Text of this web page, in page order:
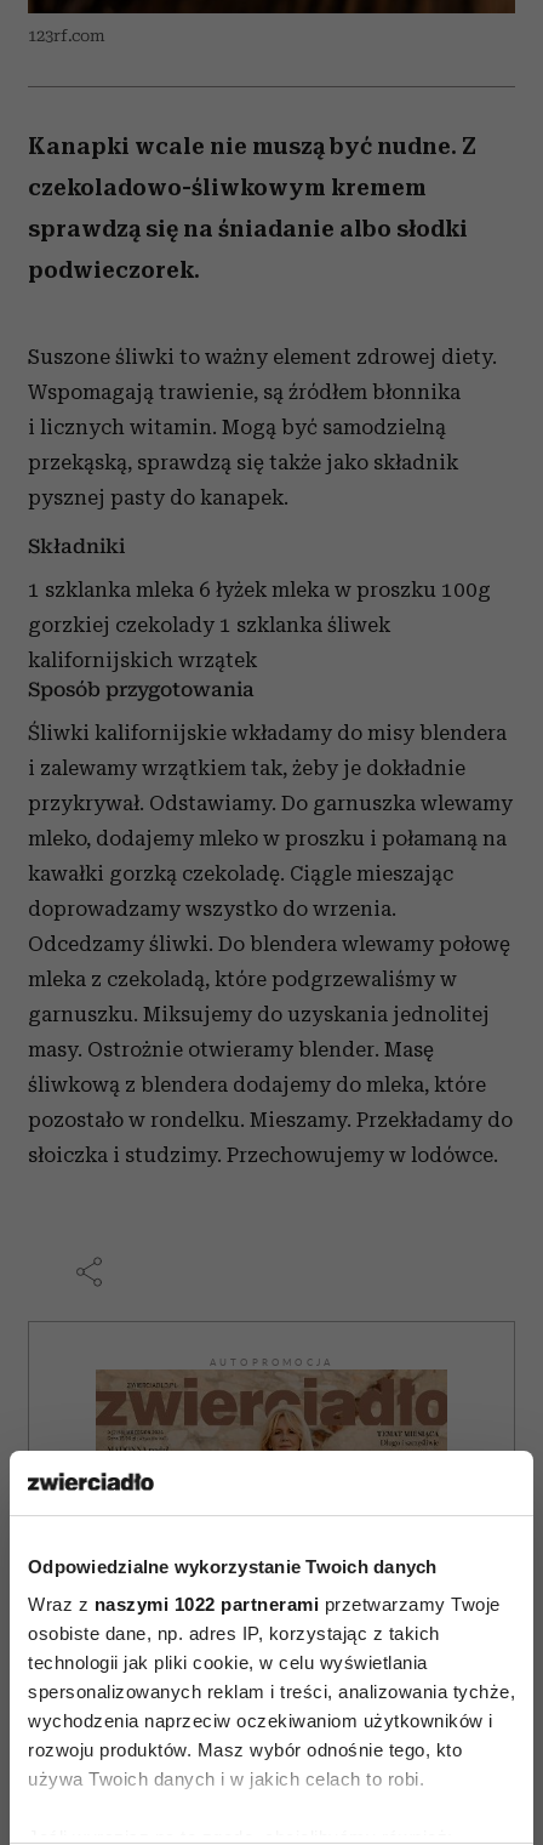
Odpowiedzialne wykorzystanie Twoich danych
Wraz z naszymi 1022 partnerami przetwarzamy Twoje
osobiste dane, np. adres IP, korzystając z takich
technologii jak pliki cookie, w celu wyświetlania
spersonalizowanych reklam i treści, analizowania tychże,
wychodzenia naprzeciw oczekiwaniom użytkowników i
rozwoju produktów. Masz wybór odnośnie tego, kto
używa Twoich danych i w jakich celach to robi.
123rf.com
Kanapki wcale nie muszą być nudne. Z
czekoladowo-śliwkowym kremem
sprawdzą się na śniadanie albo słodki
podwieczorek.
Suszone śliwki to ważny element zdrowej diety.
Wspomagają trawienie, są źródłem błonnika
i licznych witamin. Mogą być samodzielną
przekąską, sprawdzą się także jako składnik
pysznej pasty do kanapek.
Składniki
1 szklanka mleka 6 łyżek mleka w proszku 100g
gorzkiej czekolady 1 szklanka śliwek
kalifornijskich wrzątek
Sposób przygotowania
Śliwki kalifornijskie wkładamy do misy blendera
i zalewamy wrzątkiem tak, żeby je dokładnie
przykrywał. Odstawiamy. Do garnuszka wlewamy
mleko, dodajemy mleko w proszku i połamaną na
kawałki gorzką czekoladę. Ciągle mieszając
doprowadzamy wszystko do wrzenia.
Odcedzamy śliwki. Do blendera wlewamy połowę
mleka z czekoladą, które podgrzewaliśmy w
garnuszku. Miksujemy do uzyskania jednolitej
masy. Ostrożnie otwieramy blender. Masę
śliwkową z blendera dodajemy do mleka, które
pozostało w rondelku. Mieszamy. Przekładamy do
słoiczka i studzimy. Przechowujemy w lodówce.
AUTOPROMOCJA